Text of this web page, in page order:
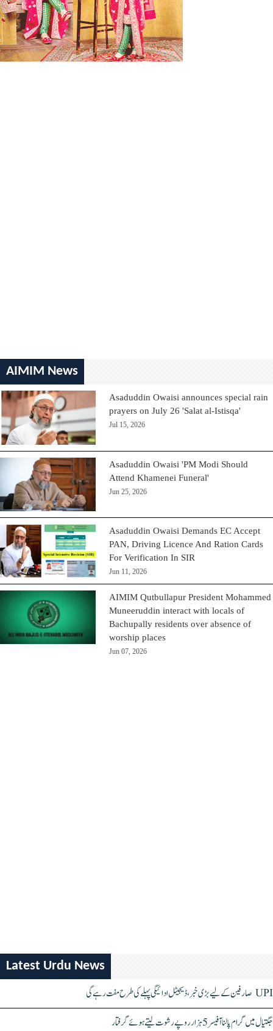
AIMIM News
Asaduddin Owaisi announces special rain
prayers on July 26 'Salat al-Istisqa'
Jul 15, 2026
Asaduddin Owaisi 'PM Modi Should
Attend Khamenei Funeral'
Jun 25, 2026
Asaduddin Owaisi Demands EC Accept
PAN, Driving Licence And Ration Cards
For Verification In SIR
Jun 11, 2026
AIMIM Qutbullapur President Mohammed
Muneeruddin interact with locals of
Bachupally residents over absence of
worship places
Jun 07, 2026
Latest Urdu News
UPI صارفین کے لیے بڑی خبر، ڈیجیٹل ادائیگی پہلے کی طرح مفت رہے گی
جگتیال میں گرام پالنا آفیسر 5 ہزار روپے رشوت لیتے ہوئے گرفتار